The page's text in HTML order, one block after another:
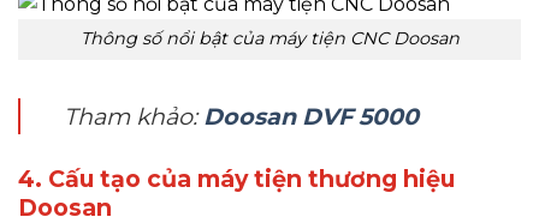
Thông số nổi bật của máy tiện CNC Doosan
Tham khảo:Doosan DVF 5000
4. Cấu tạo của máy tiện thương hiệu
Doosan